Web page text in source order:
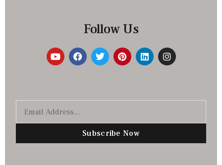
Follow Us
Subscribe Now